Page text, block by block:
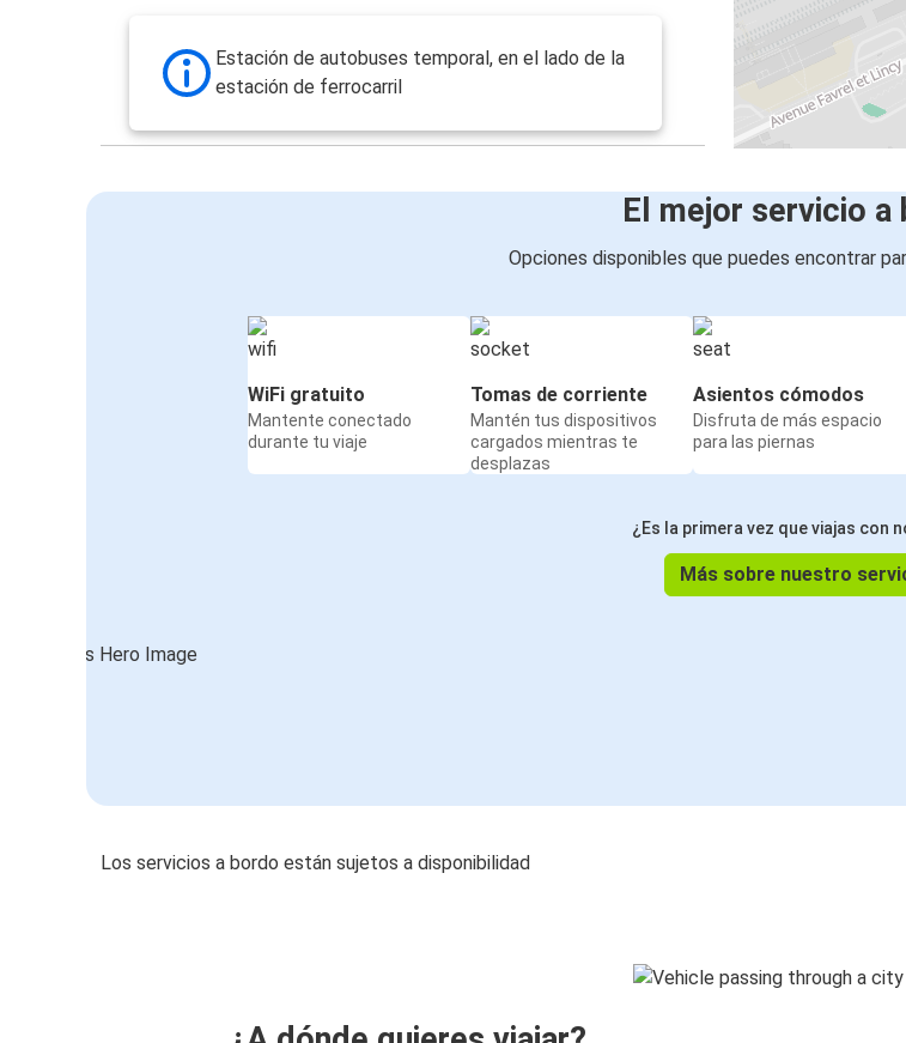
Estación de autobuses temporal, en el lado de la
estación de ferrocarril
El mejor servicio a
Opciones disponibles que puedes encontrar
WiFi gratuito
Mantente conectado
durante tu viaje
Tomas de corriente
Mantén tus dispositivos
cargados mientras te
desplazas
Asientos cómodos
Disfruta de más espacio
para las piernas
¿Es la primera vez que viajas con
Más sobre nuestro
Los servicios a bordo están sujetos a disponibilidad